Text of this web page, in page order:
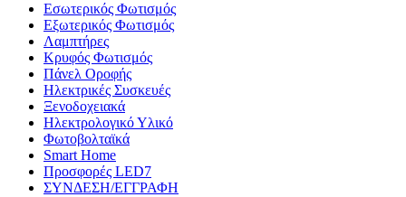
Εσωτερικός Φωτισμός
Εξωτερικός Φωτισμός
Λαμπτήρες
Κρυφός Φωτισμός
Πάνελ Οροφής
Ηλεκτρικές Συσκευές
Ξενοδοχειακά
Ηλεκτρολογικό Υλικό
Φωτοβολταϊκά
Smart Home
Προσφορές LED7
ΣΥΝΔΕΣΗ/ΕΓΓΡΑΦΗ